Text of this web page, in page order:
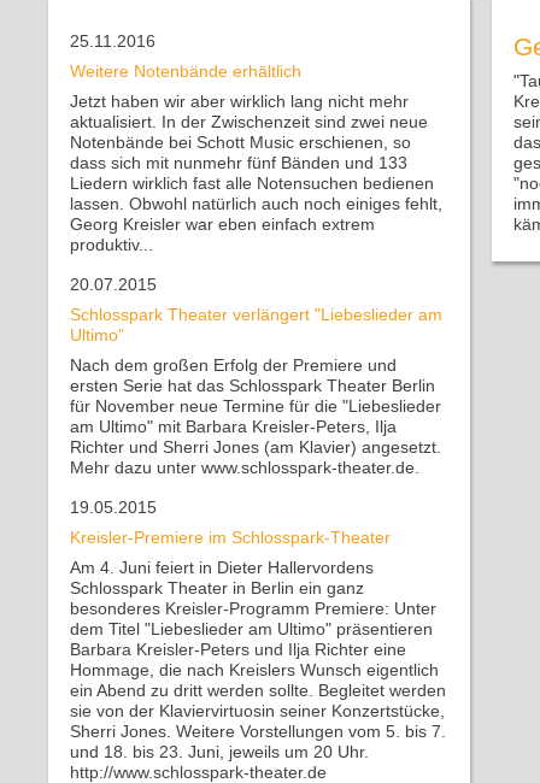
25.11.2016
Weitere Notenbände erhältlich
Jetzt haben wir aber wirklich lang nicht mehr
aktualisiert. In der Zwischenzeit sind zwei neue
Notenbände bei Schott Music erschienen, so
dass sich mit nunmehr fünf Bänden und 133
Liedern wirklich fast alle Notensuchen bedienen
lassen. Obwohl natürlich auch noch einiges fehlt,
Georg Kreisler war eben einfach extrem
produktiv...
20.07.2015
Schlosspark Theater verlängert "Liebeslieder am
Ultimo"
Nach dem großen Erfolg der Premiere und
ersten Serie hat das Schlosspark Theater Berlin
für November neue Termine für die "Liebeslieder
am Ultimo" mit Barbara Kreisler-Peters, Ilja
Richter und Sherri Jones (am Klavier) angesetzt.
Mehr dazu unter www.schlosspark-theater.de.
19.05.2015
Kreisler-Premiere im Schlosspark-Theater
Am 4. Juni feiert in Dieter Hallervordens
Schlosspark Theater in Berlin ein ganz
besonderes Kreisler-Programm Premiere: Unter
dem Titel "Liebeslieder am Ultimo" präsentieren
Barbara Kreisler-Peters und Ilja Richter eine
Hommage, die nach Kreislers Wunsch eigentlich
ein Abend zu dritt werden sollte. Begleitet werden
sie von der Klaviervirtuosin seiner Konzertstücke,
Sherri Jones. Weitere Vorstellungen vom 5. bis 7.
und 18. bis 23. Juni, jeweils um 20 Uhr.
http://www.schlosspark-theater.de